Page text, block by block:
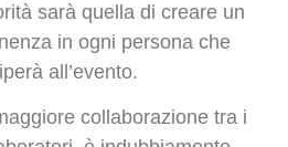
sarà quella di creare un
in ogni persona che
all’evento.
collaborazione tra i